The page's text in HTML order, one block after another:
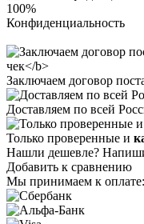
100%
Конфиденциальность
Заключаем договор
Доставляем по всей
Только проверенные и
Нашли дешевле?
Добавить к сравнению
Мы принимаем к оплате: